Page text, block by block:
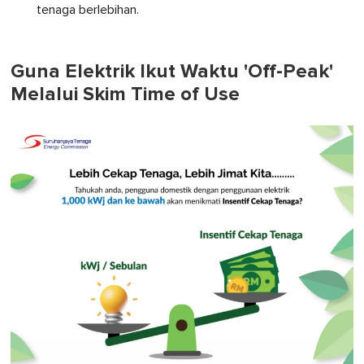
tenaga berlebihan.
Guna Elektrik Ikut Waktu 'Off-Peak'
Melalui Skim Time of Use